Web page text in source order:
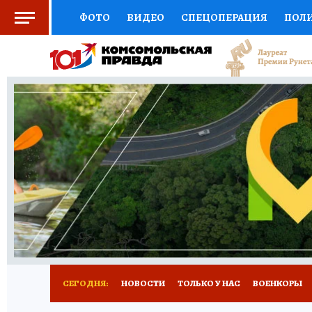
ФОТО ВИДЕО СПЕЦОПЕРАЦИЯ
СОЦПОДДЕРЖКА НАУКА СПЕЦПРОЕКТЫ
НАЦИОНАЛЬНЫЕ ПРОЕКТЫ РОССИИ
ЖЕНСКИЕ СЕКРЕТЫ ПУТЕВОДИТЕЛЬ
ДЕФИЦИТ ЖЕЛЕЗА ПРЕСС-ЦЕНТР
РЕКЛАМА ТЕСТЫ НОВОЕ НА САЙТЕ
СЕГОДНЯ: НОВОСТИ ТОЛЬКО У НАС ВОЕНКОРЫ